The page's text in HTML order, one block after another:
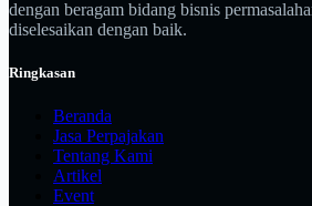
dengan beragam bidang bisnis
diselesaikan dengan baik.
Ringkasan
Beranda
Jasa Perpajakan
Tentang Kami
Artikel
Event